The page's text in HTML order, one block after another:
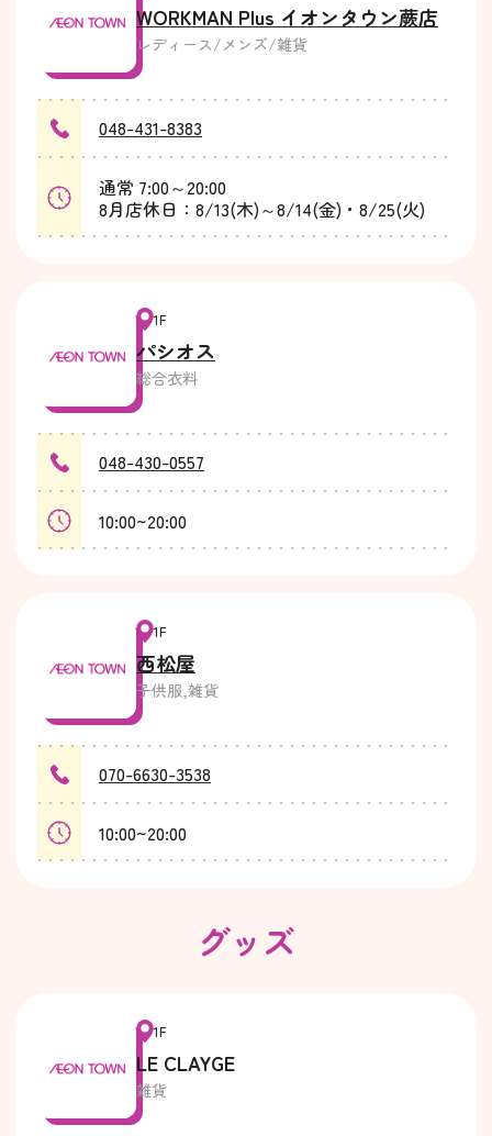
WORKMAN Plus イオンタウン蕨店
レディース/メンズ/雑貨
048-431-8383
通常 7:00～20:00
8月店休日：8/13(木)～8/14(金)・8/25(火)
1F
パシオス
総合衣料
048-430-0557
10:00~20:00
1F
西松屋
子供服,雑貨
070-6630-3538
10:00~20:00
グッズ
1F
LE CLAYGE
雑貨